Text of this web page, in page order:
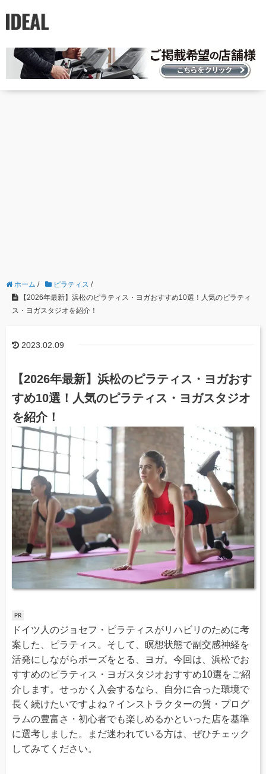
ホーム / ピラティス /
【2026年最新】浜松のピラティス・ヨガおすすめ10選！人気のピラティ
ス・ヨガスタジオを紹介！
2023.02.09
【2026年最新】浜松のピラティス・ヨガおす
すめ10選！人気のピラティス・ヨガスタジオ
を紹介！
ドイツ人のジョセフ・ピラティスがリハビリのために考
案した、ピラティス。そして、瞑想状態で副交感神経を
活発にしながらポーズをとる、ヨガ。今回は、浜松でお
すすめのピラティス・ヨガスタジオおすすめ10選をご紹
介します。せっかく入会するなら、自分に合った環境で
長く続けたいですよね？インストラクターの質・プログ
ラムの豊富さ・初心者でも楽しめるかといった店を基準
に選考しました。まだ迷われている方は、ぜひチェック
してみてください。